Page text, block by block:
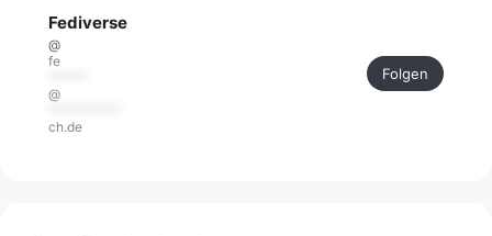
Fediverse
@
fe
@
ch.de
Folgen